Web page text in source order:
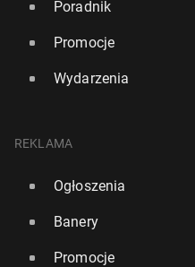
Poradnik
Promocje
Wydarzenia
REKLAMA
Ogłoszenia
Banery
Promocje